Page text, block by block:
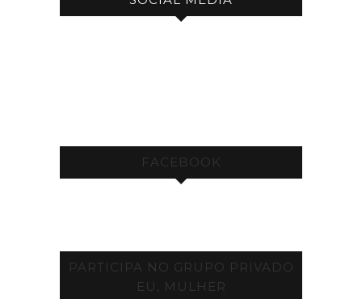
FACEBOOK
PARTICIPA NO GRUPO PRIVADO
EU, MULHER